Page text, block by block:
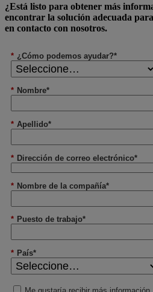
¿Está listo para obtener más
encontrar la solución adecuada para
en contacto con nosotros.
* ¿Cómo podemos ayudar?*
* Nombre*
* Apellido*
* Dirección de correo electrónico*
* Nombre de la compañía*
* Puesto de trabajo*
* País*